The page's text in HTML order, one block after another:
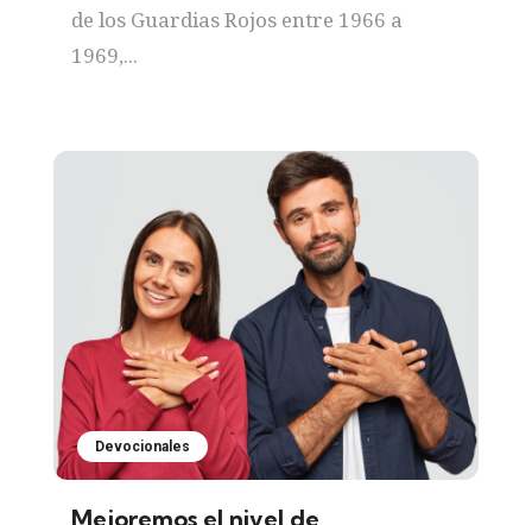
de los Guardias Rojos entre 1966 a
1969,...
Devocionales
Mejoremos el nivel de